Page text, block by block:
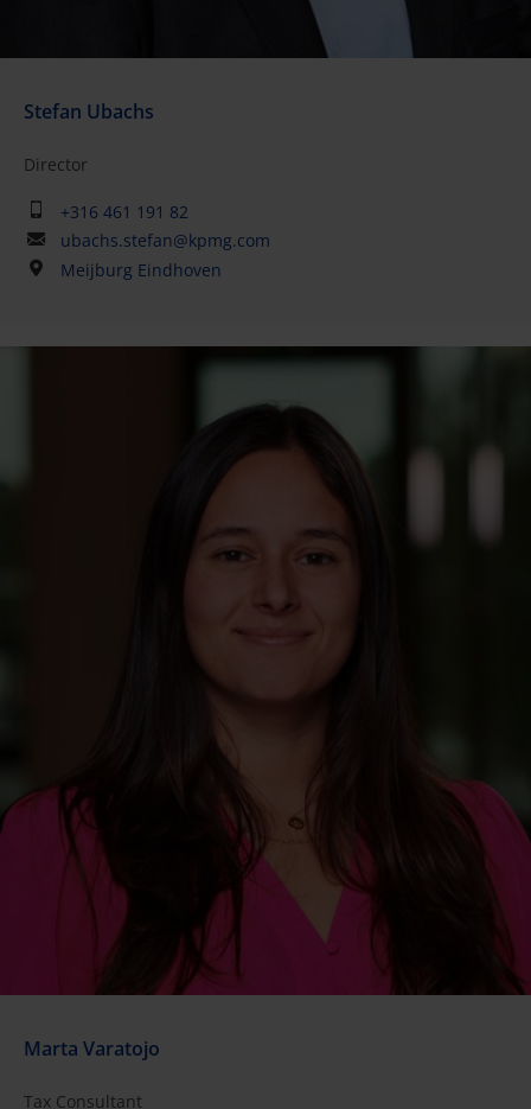
Stefan Ubachs
Director
+316 461 191 82
ubachs.stefan@kpmg.com
Meijburg Eindhoven
Marta Varatojo
Tax Consultant